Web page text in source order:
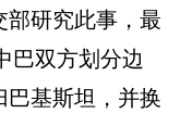
部研究此事，最
巴双方划分边
巴基斯坦，并换